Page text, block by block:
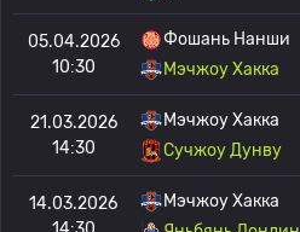
05.04.2026
10:30
Фошань Нанши
Мэчжоу Хакка
21.03.2026
14:30
Мэчжоу Хакка
Сучжоу Дунву
14.03.2026
Мэчжоу Хакка